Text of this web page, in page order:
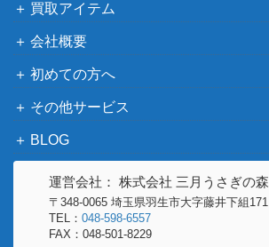
買取アイテム
会社概要
初めての方へ
その他サービス
BLOG
運営会社： 株式会社 三月うさぎの森
〒348-0065 埼玉県羽生市大字藤井下組171
TEL： 048-598-6557
FAX：048-501-8229